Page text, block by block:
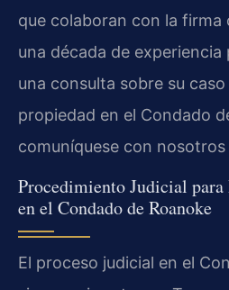
que colaboran con la firma
una década de experiencia
una consulta sobre su
propiedad en el Condado
comuníquese con
Procedimiento Judicial para
en el Condado de Roanoke
El proceso judicial en el